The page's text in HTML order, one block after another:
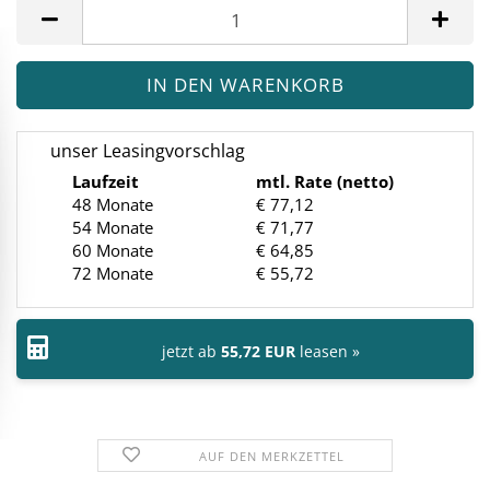
unser Leasingvorschlag
Laufzeit
mtl. Rate (netto)
48 Monate
€ 77,12
54 Monate
€ 71,77
60 Monate
€ 64,85
72 Monate
€ 55,72
jetzt ab 55,72 EUR leasen »
AUF DEN MERKZETTEL